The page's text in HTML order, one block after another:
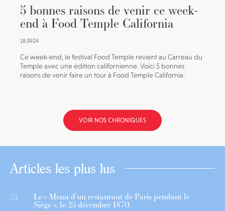
5 bonnes raisons de venir ce week-
end à Food Temple California
18.09.24
Ce week-end, le festival Food Temple revient au Carreau du
Temple avec une édition californienne. Voici 5 bonnes
raisons de venir faire un tour à Food Temple California.
VOIR NOS CHRONIQUES
Articles les plus lus
01 Le « Menu d’un restaurant de Paris pendant le
Siège », le 25 décembre 1870